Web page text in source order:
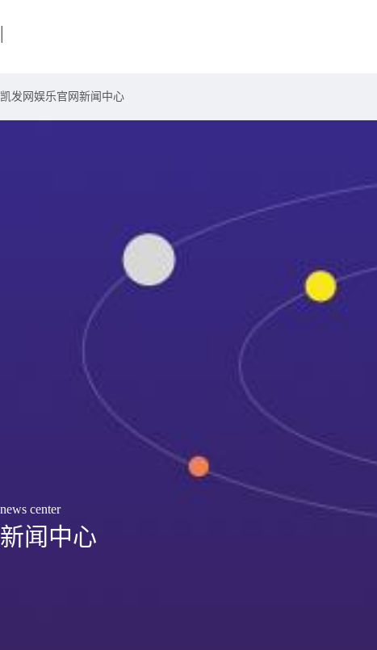
|
凯发网娱乐官网 新闻中心
news center
新闻中心